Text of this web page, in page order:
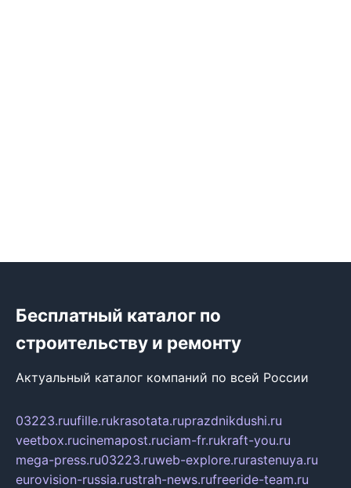
Бесплатный каталог по
строительству и ремонту
Актуальный каталог компаний по всей России
03223.ruufille.rukrasotata.ruprazdnikdushi.ru
veetbox.rucinemapost.ruciam-fr.rukraft-you.ru
mega-press.ru03223.ruweb-explore.rurastenuya.ru
eurovision-russia.rustrah-news.rufreeride-team.ru